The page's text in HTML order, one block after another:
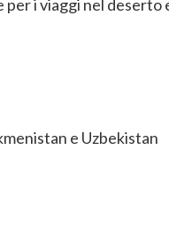
i viaggi nel
e Uzbekistan